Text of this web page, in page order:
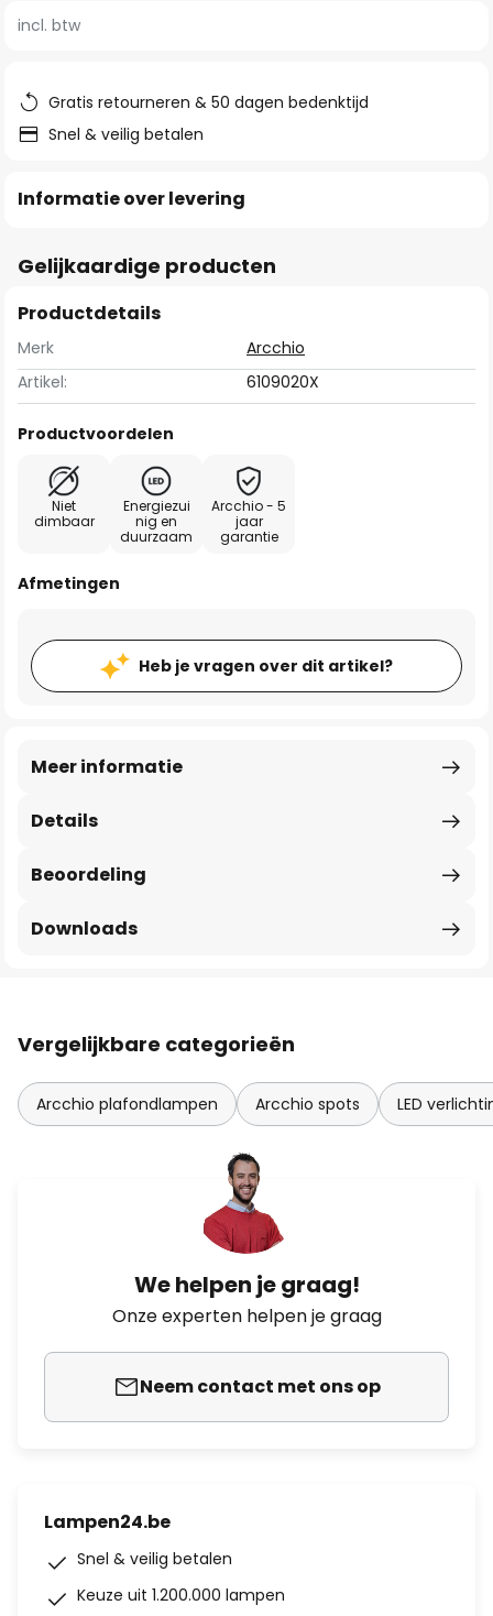
van
afbeeldingen-
gallerij
incl. btw
Gratis retourneren & 50 dagen bedenktijd
Snel & veilig betalen
Informatie over levering
Gelijkaardige producten
Productdetails
Merk
Arcchio
Artikel:
6109020X
Productvoordelen
Niet
dimbaar
Energiezui
nig en
duurzaam
Arcchio - 5
jaar
garantie
Afmetingen
Heb je vragen over dit artikel?
Details
Meer informatie
Beoordeling
Downloads
Vergelijkbare categorieën
Arcchio plafondlampen Arcchio spots LED
We helpen je graag!
Onze experten helpen je graag
Neem contact met ons op
Lampen24.be
Snel & veilig betalen
Keuze uit 1.200.000 lampen